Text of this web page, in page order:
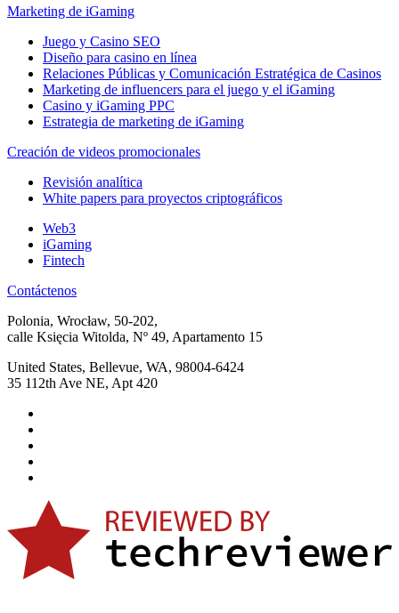
Marketing de iGaming
Juego y Casino SEO
Diseño para casino en línea
Relaciones Públicas y Comunicación Estratégica de Casinos
Marketing de influencers para el juego y el iGaming
Casino y iGaming PPC
Estrategia de marketing de iGaming
Creación de videos promocionales
Revisión analítica
White papers para proyectos criptográficos
Web3
iGaming
Fintech
Contáctenos
Polonia, Wrocław, 50-202,
calle Księcia Witolda, Nº 49, Apartamento 15
United States, Bellevue, WA, 98004-6424
35 112th Ave NE, Apt 420